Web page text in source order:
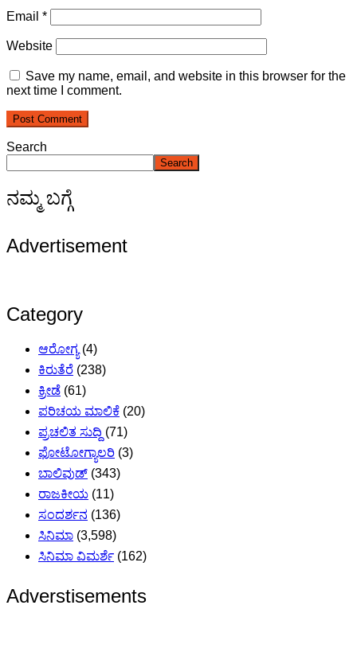
Email *
Website
Save my name, email, and website in this browser for the
next time I comment.
Search
Search
ನಮ್ಮ ಬಗ್ಗೆ
Advertisement
Category
ಆರೋಗ್ಯ(4)
ಕಿರುತೆರೆ (238)
ಕ್ರೀಡೆ (61)
ಪರಿಚಯ ಮಾಲಿಕೆ (20)
ಪ್ರಚಲಿತ ಸುದ್ದಿ (71)
ಫೋಟೋಗ್ಯಾಲರಿ (3)
ಬಾಲಿವುಡ್ (343)
ರಾಜಕೀಯ (11)
ಸಂದರ್ಶನ (136)
ಸಿನಿಮಾ (3,598)
ಸಿನಿಮಾ ವಿಮರ್ಶೆ (162)
Adverstisements